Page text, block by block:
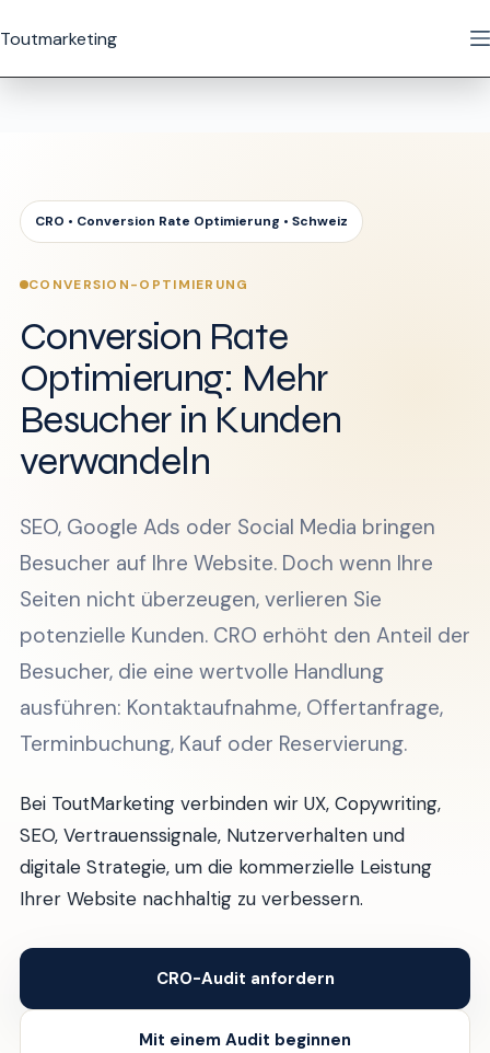
Inhalt
Toutmarketing
CRO • Conversion Rate Optimierung • Schweiz
CONVERSION-OPTIMIERUNG
Conversion Rate
Optimierung: Mehr
Besucher in Kunden
verwandeln
SEO, Google Ads oder Social Media bringen
Besucher auf Ihre Website. Doch wenn Ihre
Seiten nicht überzeugen, verlieren Sie
potenzielle Kunden. CRO erhöht den Anteil der
Besucher, die eine wertvolle Handlung
ausführen: Kontaktaufnahme, Offertanfrage,
Terminbuchung, Kauf oder Reservierung.
Bei ToutMarketing verbinden wir UX, Copywriting,
SEO, Vertrauenssignale, Nutzerverhalten und
digitale Strategie, um die kommerzielle Leistung
Ihrer Website nachhaltig zu verbessern.
CRO-Audit anfordern
Mit einem Audit beginnen